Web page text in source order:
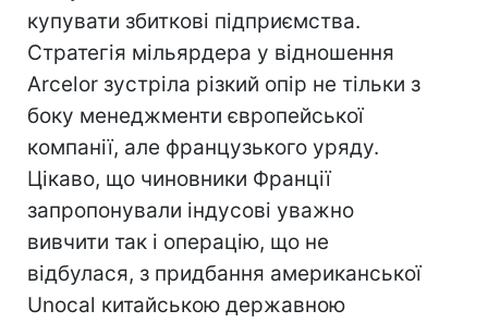
купувати збиткові підприємства.
Стратегія мільярдера у відношення
Arcelor зустріла різкий опір не тільки з
боку менеджменти європейської
компанії, але французького уряду.
Цікаво, що чиновники Франції
запропонували індусові уважно
вивчити так і операцію, що не
відбулася, з придбання американської
Unocal китайською державною